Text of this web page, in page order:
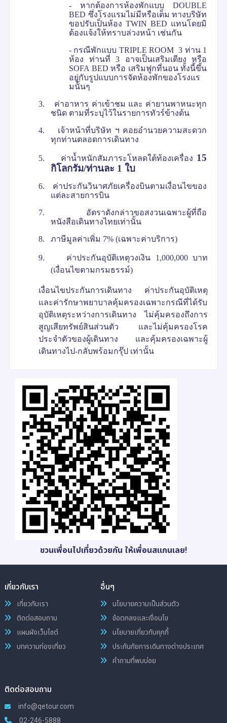
- หากต้องการห้องพักแบบ DOUBLE
BED ซึ่งโรงแรมไม่มีหรือเต็ม ทางบริษัท
ขอปรับเป็นห้อง TWIN BED แทนโดยมิ
ต้องแจ้งให้ทราบล่วงหน้า เช่นกัน
- กรณีพักแบบ TRIPLE ROOM3 ท่าน 1
ห้อง ท่านที่ 3 อาจเป็นเสริมเตียง หรือ
SOFA BED หรือ เสริมฟูกที่นอน ทั้งนี้ขึ้น
อยู่กับรูปแบบการจัดห้องพักของโรงแร
มนั้นๆ
3.
ค่าอาหาร ค่าเข้าชม และ ค่ายานพาหนะทุก
ชนิด ตามที่ระบุไว้ในรายการทัวร์ข้างต้น
4.
เจ้าหน้าที่บริษัท ฯ คอยอำนวยความสะดวก
ทุกท่านตลอดการเดินทาง
5. ค่าน้ำหนักสัมภาระโหลดใต้ท้องเครื่อง 15
กิโลกรัม/ท่านละ 1 ใบ
6.
ค่าประกันวินาศภัยเครื่องบินตามเงื่อนไขของ
แต่ละสายการบิน
7.
อัตราดังกล่าวขอสงวนเฉพาะผู้ที่ถือ
หนังสือเดินทางไทยเท่านั้น
8.
ภาษีมูลค่าเพิ่ม 7% (เฉพาะค่าบริการ)
9. ค่าประกันอุบัติเหตุวงเงิน 1,000,000 บาท
(เงื่อนไขตามกรมธรรม์)
เงื่อนไขประกันการเดินทาง ค่าประกันอุบัติเหตุ
และค่ารักษาพยาบาลคุ้มครองเฉพาะกรณีที่ได้รับ
อุบัติเหตุระหว่างการเดินทาง ไม่คุ้มครองถึงการ
สูญเสียทรัพย์สินส่วนตัว และไม่คุ้มครองโรค
ประจำตัวของผู้เดินทาง และคุ้มครองเฉพาะผู้
เดินทางไป-กลับพร้อมกรุ๊ป เท่านั้น
ชวนเพื่อนไปเที่ยวด้วยกัน ให้เพื่อนสแกนเลย!
เกี่ยวกับเรา
เกี่ยวกับเรา
ติดต่อสอบถาม
แผนผังเว็บไซต์
บทความท่องเที่ยว
อื่นๆ
นโยบายความเป็นส่วนตัว
ข้อตกลงและเงื่อนไข
นโยบายเกี่ยวกับคุกกี้
ประกันภัยการเดินทางต่างประเทศ
คำถามที่พบบ่อย
ติดต่อสอบถาม
info@qetour.com
02-246-5888